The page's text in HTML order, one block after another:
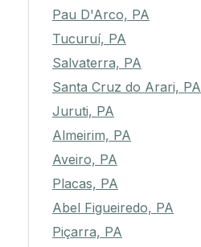
Pau D'Arco, PA
Tucuruí, PA
Salvaterra, PA
Santa Cruz do Arari, PA
Juruti, PA
Almeirim, PA
Aveiro, PA
Placas, PA
Abel Figueiredo, PA
Piçarra, PA